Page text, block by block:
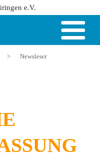
e.V.
> Newsleser